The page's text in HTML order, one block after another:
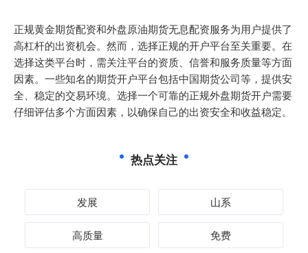
正规黄金期货配资和外盘原油期货无息配资服务为用户提供了
高杠杆的出资机会。然而，选择正规的开户平台至关重要。在
选择这类平台时，需关注平台的资质、信誉和服务质量等方面
因素。一些知名的期货开户平台包括中国期货公司等，提供安
全、稳定的交易环境。选择一个可靠的正规外盘期货开户需要
仔细评估多个方面因素，以确保自己的出资安全和收益稳定。
热点关注
发展 山系
高质量 免费